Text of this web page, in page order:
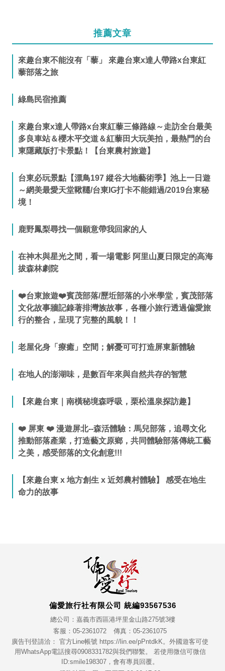
推薦文章
來趣台東不能沒有「藜」 來趣台東x達人帶路x台東紅
藜部落之旅
綠島民宿推薦
來趣台東x達人帶路x台東紅藜三條路線～走訪全台最美
多良車站＆櫻木平交道＆紅藜田大玩美拍，最熱門的台
東隱藏版打卡景點！【台東農村旅遊】
台東必玩景點【漂鳥197 縱谷大地藝術季】池上一日遊
～網美最愛天堂鞦韆/台東IG打卡不能錯過/2019台東秘
境！
鹿野鳳梨尋找一個願意帶我回家的人
在神木與星光之間，看一場電影 阿里山夏日限定的高海
拔森林劇院
❤️台東旅遊❤️賓茂部落/歷坵部落的小米學堂，賓茂部落
文化故事牆記錄著排灣族故事，各種小旅行透過偏愛旅
行的整合，呈現了完整的風貌！！
老屋化身「療癒」空間；解憂可可打造屏東新體驗
在地人的澎湖味，是數百年來與自然共存的智慧
【來趣台東｜南橫秘境森呼吸，栗松溫泉探訪趣】
❤️ 屏東 ❤️ 漫遊屏北--森活體驗：馬兒部落，追尋文化
推動部落產業，打造藝文原鄉，共同體驗部落傳統工藝
之美，感受部落的文化創意!!!
【來趣台東 x 地方創生 x 近郊農村體驗】 感受在地生
命力的故事
偏愛旅行社有限公司 統編93567536
總公司：嘉義市西區港坪里金山路275號3樓
客服：05-2361072
傳真：05-2361075
廣告刊登請洽： 官方Line帳號 https://lin.ee/pPntdkK。外國遊客可使
用WhatsApp電話搜尋0908331782與我們聯繫。 若使用微信可微信
ID:smile198307，會有專員回覆。